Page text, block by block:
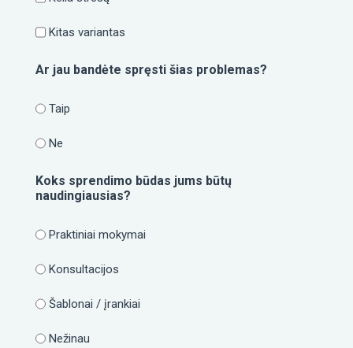
Kitas variantas
Ar jau bandėte spręsti šias problemas?
Taip
Ne
Koks sprendimo būdas jums būtų
naudingiausias?
Praktiniai mokymai
Konsultacijos
Šablonai / įrankiai
Nežinau